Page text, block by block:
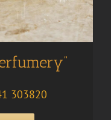
303820